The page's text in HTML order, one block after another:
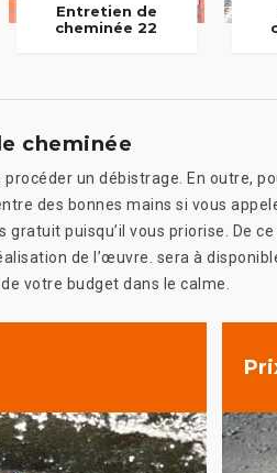
Entretien de
cheminée 22
cheminée
un débistrage. En outre,
des bonnes mains si vous
gratuit puisqu’il vous priorise. De
de l’œuvre. sera à
votre budget dans le calme.